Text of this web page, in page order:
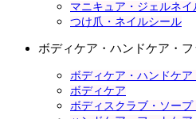
マニキュア・ジェルネイ
つけ爪・ネイルシール
ボディケア・ハンドケア・フ
ボディケア・ハンドケ
ボディケア
ボディスクラブ・ソープ